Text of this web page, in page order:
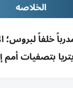
الخلاصه
خلفاً لبروس؛
بتصفيات أمم